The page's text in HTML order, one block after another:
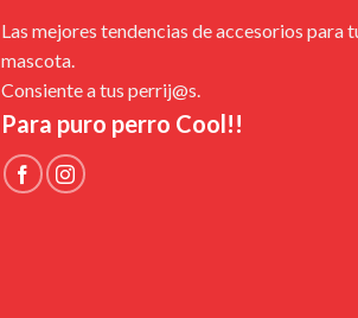
Las mejores tendencias de accesorios para
mascota.
Consiente a tus perrij@s.
Para puro perro Cool!!